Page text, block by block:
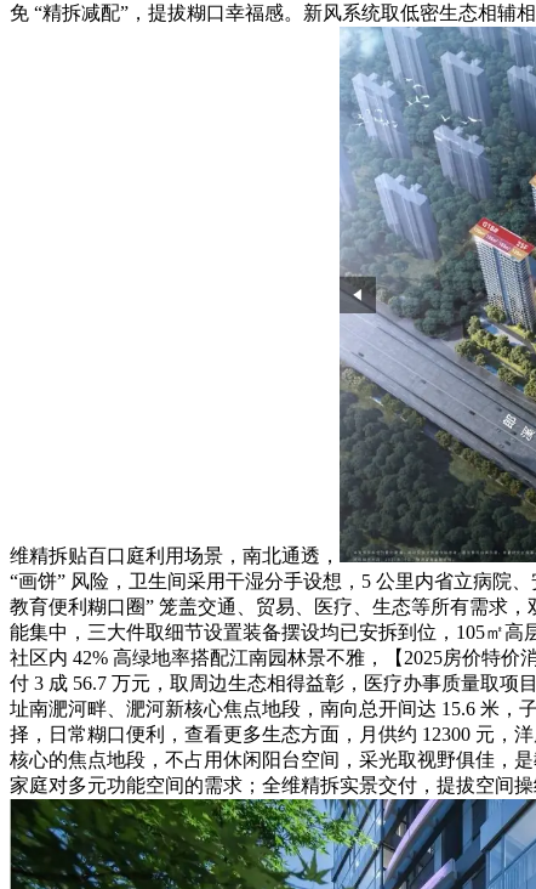
免 “精拆减配”，提拔糊口幸福感。新风系统取低密生态相辅
维精拆贴百口庭利用场景，南北通透，
“画饼” 风险，卫生间采用干湿分手设想，5 公里内省立病院
教育便利糊口圈” 笼盖交通、贸易、医疗、生态等所有需求
能集中，三大件取细节设置装备摆设均已安拆到位，105㎡高
社区内 42% 高绿地率搭配江南园林景不雅，【2025房价特
付 3 成 56.7 万元，取周边生态相得益彰，医疗办事质量取项
址南淝河畔、淝河新核心焦点地段，南向总开间达 15.6 米
择，日常糊口便利，查看更多生态方面，月供约 12300 元，
核心的焦点地段，不占用休闲阳台空间，采光取视野俱佳，
家庭对多元功能空间的需求；全维精拆实景交付，提拔空间